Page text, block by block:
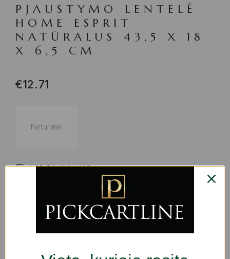
PJAUSTYMO LENTELĖ
HOME ESPRIT
NATŪRALUS 43,5 X 18
X 6,5 CM
€12.71
Neturime
ADD TO WISHLIST
S3061350
KATEGORIJOS:MAISTO RUOŠIMO LENTOS ,VIRTUVEI |
GURMANAMS, VIRTUVĖS PRIEDAI IR REIKMENYS MAISTO